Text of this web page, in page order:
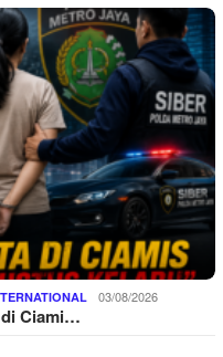
03/08/2026
di Ciami…